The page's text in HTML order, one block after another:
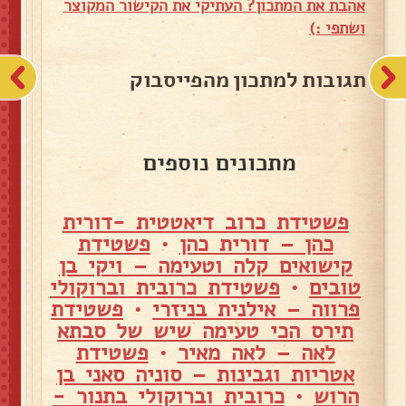
אהבת את המתכון? העתיקי את הקישור המקוצר
ושתפי :)
תגובות למתכון מהפייסבוק
מתכונים נוספים
פשטידת כרוב דיאטטית -דורית
כהן – דורית כהן • פשטידת
קישואים קלה וטעימה – ויקי בן
טובים • פשטידת כרובית וברוקולי
פרווה – אילנית בניזרי • פשטידת
תירס הכי טעימה שיש של סבתא
לאה – לאה מאיר • פשטידת
אטריות וגבינות – סוניה סאני בן
הרוש •כרובית וברוקולי בתנור -